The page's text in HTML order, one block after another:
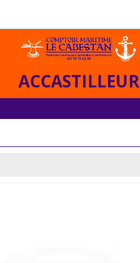
ACCASTILLEUR